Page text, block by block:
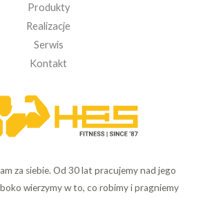
Produkty
Realizacje
Serwis
Kontakt
za siebie. Od 30 lat pracujemy nad jego
wierzymy w to, co robimy i pragniemy